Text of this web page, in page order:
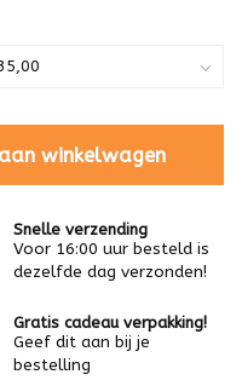
winkelwagen
Snelle verzending
Voor 16:00 uur besteld is
dezelfde dag verzonden!
Gratis cadeau verpakking!
Geef dit aan bij je
bestelling